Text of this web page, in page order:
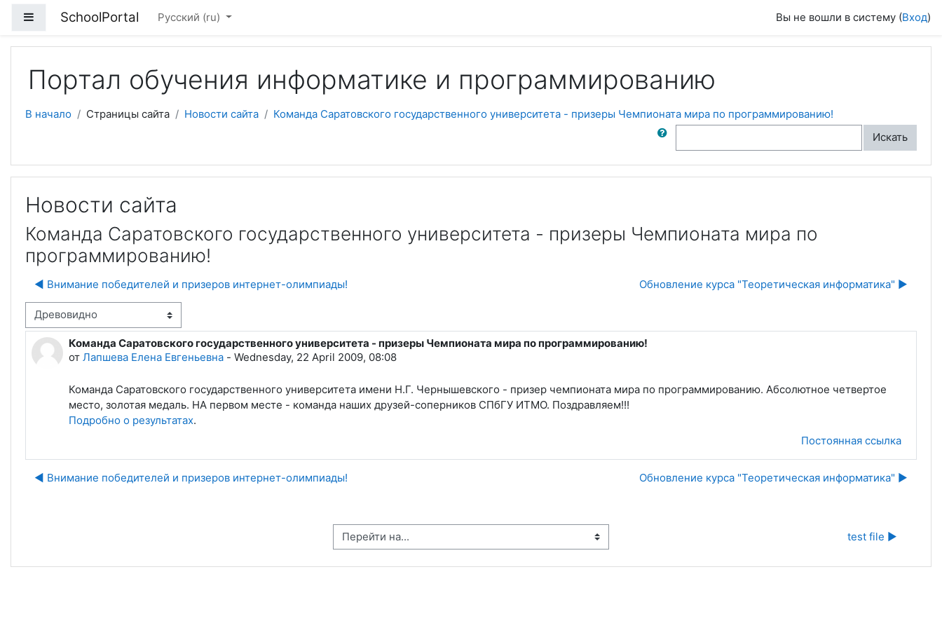
Боковая панель
SchoolPortal Русский ‎(ru)‎ Вы не вошли в систему (Вход)
Портал обучения информатике и программированию
В начало Страницы сайта Новости сайта Команда Саратовского государственного университета - призеры Чемпионата мира по программированию!
Поиск по форумам
Искать
Новости сайта
Команда Саратовского государственного университета - призеры Чемпионата мира по
программированию!
◀︎ Внимание победителей и призеров интернет-олимпиады! Обновление курса "Теоретическая информатика" ▶︎
отображения
Команда Саратовского государственного университета - призеры Чемпионата мира по программированию!
от Лапшева Елена Евгеньевна - Wednesday, 22 April 2009, 08:08
Количество ответов: 0
Команда Саратовского государственного университета имени Н.Г. Чернышевского - призер чемпионата мира по программированию. Абсолютное четвертое
место, золотая медаль. НА первом месте - команда наших друзей-соперников СПбГУ ИТМО. Поздравляем!!!
Подробно о результатах.
Постоянная ссылка
◀︎ Внимание победителей и призеров интернет-олимпиады! Обновление курса "Теоретическая информатика" ▶︎
Перейти на... test file ▶︎